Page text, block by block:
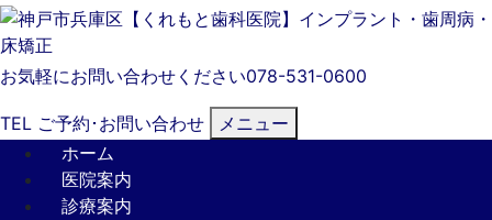
お気軽にお問い合わせください078-531-0600
TEL ご予約･ お問い合わせ
メニュー
ホーム
医院案内
診療案内